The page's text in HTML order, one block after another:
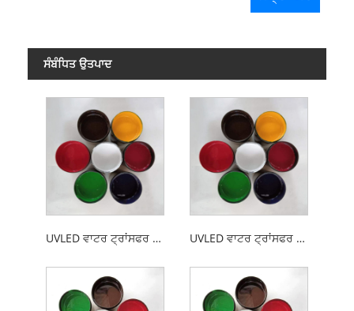
ਸੰਬੰਧਿਤ ਉਤਪਾਦ
UVLED ਵਾਟਰ ਟ੍ਰਾਂਸਫਰ ਸਕ੍ਰੀਨ ਪ੍ਰਿੰਟਿੰਗ ਗਲਾਸ ਸਿਆਹੀ UVLED ਵਾਟਰ ਟ੍ਰਾਂਸਫਰ ਸਕ੍ਰੀਨ ਪ੍ਰਿੰਟਿੰਗ ਸਿਰੇਮਿਕ ਸਿਆਹੀ